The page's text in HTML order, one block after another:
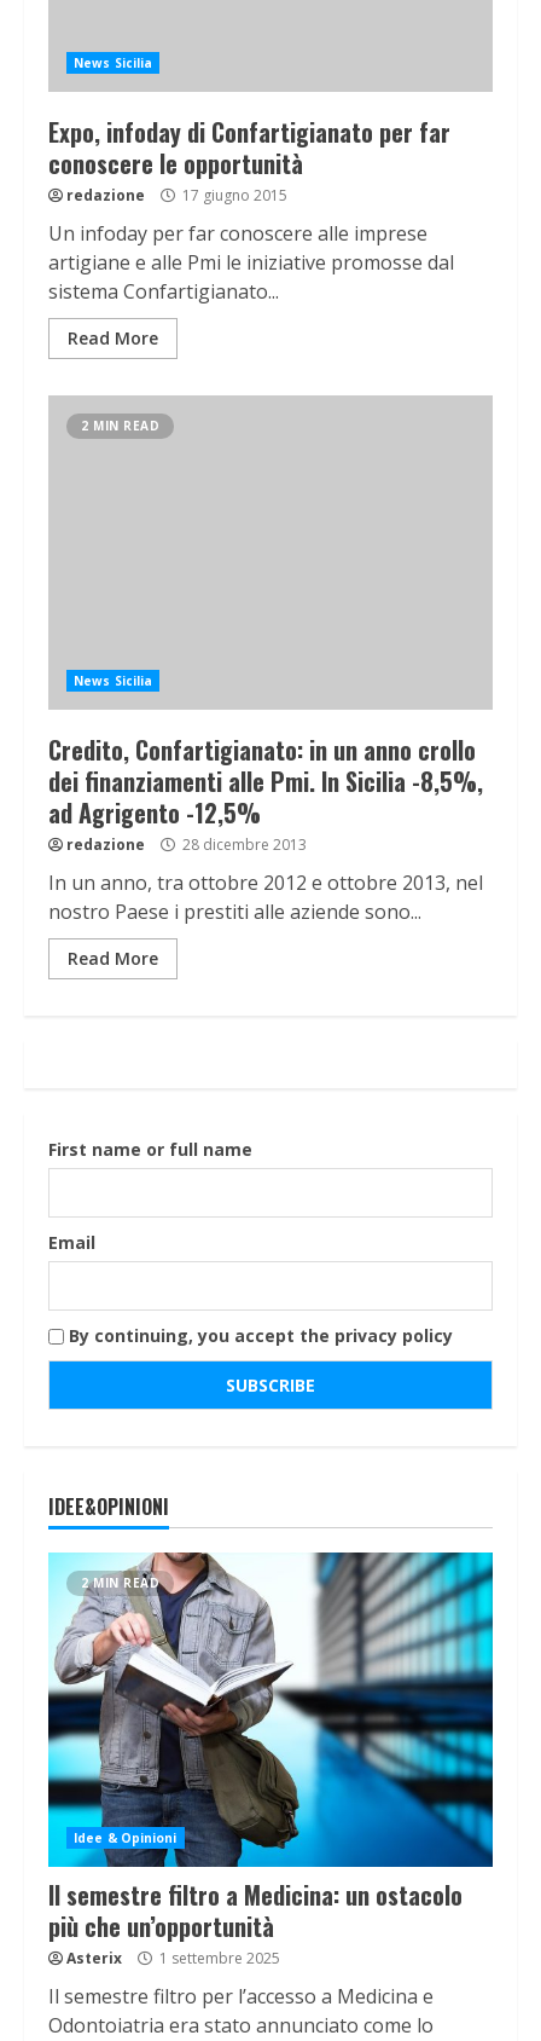
News Sicilia
Expo, infoday di Confartigianato per far
conoscere le opportunità
redazione 17 giugno 2015
Un infoday per far conoscere alle imprese
artigiane e alle Pmi le iniziative promosse dal
sistema Confartigianato...
Read More
2 MIN READ
News Sicilia
Credito, Confartigianato: in un anno crollo
dei finanziamenti alle Pmi. In Sicilia -8,5%,
ad Agrigento -12,5%
redazione 28 dicembre 2013
In un anno, tra ottobre 2012 e ottobre 2013, nel
nostro Paese i prestiti alle aziende sono...
Read More
First name or full name
Email
By continuing, you accept the privacy policy
IDEE&OPINIONI
2 MIN READ
Idee & Opinioni
Il semestre filtro a Medicina: un ostacolo
più che un’opportunità
Asterix 1 settembre 2025
Il semestre filtro per l’accesso a Medicina e
Odontoiatria era stato annunciato come lo